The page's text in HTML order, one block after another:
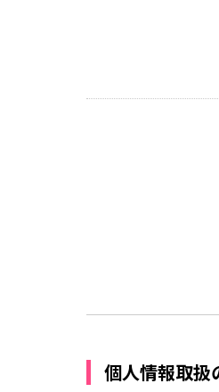
個人情報取扱